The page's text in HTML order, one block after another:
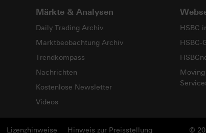
Märkte & Analysen
Daily Trading Archiv
Marktbeobachtung Archiv
Trendkompass
Nachrichten
Kostenlose Newsletter
Videos
HSBC
HSBC-
Lizenzhinweise ©
Hinweis zur Preisstellung